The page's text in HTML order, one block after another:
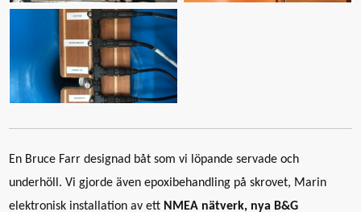
En Bruce Farr designad båt som vi löpande servade och
underhöll. Vi gjorde även epoxibehandling på skrovet, Marin
elektronisk installation av ett NMEA nätverk, nya B&G